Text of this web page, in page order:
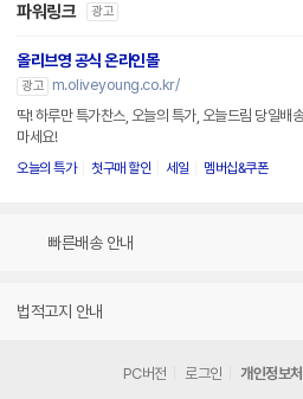
파워링크 광고
올리브영 공식 온라인몰
광고
m.oliveyoung.co.kr/
딱! 하루만 특가찬스, 오늘의 특가, 오늘드림 당일배
마세요!
오늘의 특가 첫구매 할인 세일 멤버십&쿠폰
빠른배송 안내
법적고지 안내
PC버전 로그인 개인정보